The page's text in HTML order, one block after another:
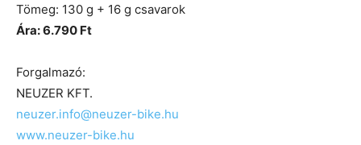
Tömeg: 130 g + 16 g csavarok
Ára: 6.790 Ft
Forgalmazó:
NEUZER KFT.
neuzer.info@neuzer-bike.hu
www.neuzer-bike.hu